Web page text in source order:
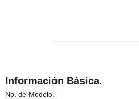
Información Básica.
No. de Modelo.